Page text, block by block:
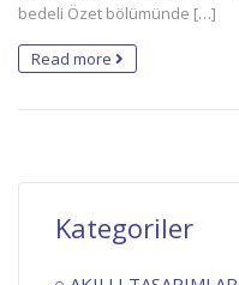
bedeli Özet bölümünde […]
Read more
Kategoriler